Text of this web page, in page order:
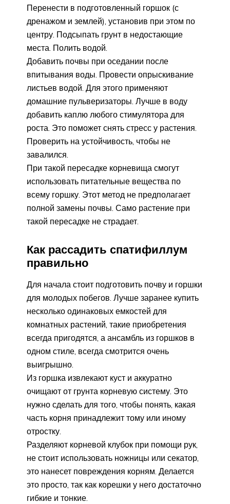
Перенести в подготовленный горшок (с
дренажом и землей), установив при этом по
центру. Подсыпать грунт в недостающие
места. Полить водой.
Добавить почвы при оседании после
впитывания воды. Провести опрыскивание
листьев водой. Для этого применяют
домашние пульверизаторы. Лучше в воду
добавить каплю любого стимулятора для
роста. Это поможет снять стресс у растения.
Проверить на устойчивость, чтобы не
завалился.
При такой пересадке корневища смогут
использовать питательные вещества по
всему горшку. Этот метод не предполагает
полной замены почвы. Само растение при
такой пересадке не страдает.
Как рассадить спатифиллум
правильно
Для начала стоит подготовить почву и горшки
для молодых побегов. Лучше заранее купить
несколько одинаковых емкостей для
комнатных растений, такие приобретения
всегда пригодятся, а ансамбль из горшков в
одном стиле, всегда смотрится очень
выигрышно.
Из горшка извлекают куст и аккуратно
очищают от грунта корневую систему. Это
нужно сделать для того, чтобы понять, какая
часть корня принадлежит тому или иному
отростку.
Разделяют корневой клубок при помощи рук,
не стоит использовать ножницы или секатор,
это нанесет повреждения корням. Делается
это просто, так как корешки у него достаточно
гибкие и тонкие.